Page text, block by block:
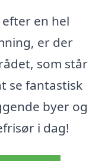
en hel
er der
som står
se fantastisk
byer og
i dag!